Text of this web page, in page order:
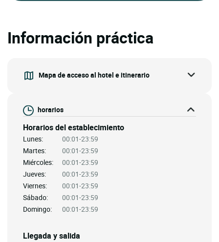
Información práctica
Mapa de acceso al hotel e itinerario
horarios
Horarios del establecimiento
Lunes:
00:01-23:59
Martes:
00:01-23:59
Miércoles:
00:01-23:59
Jueves:
00:01-23:59
Viernes:
00:01-23:59
Sábado:
00:01-23:59
Domingo:
00:01-23:59
Llegada y salida